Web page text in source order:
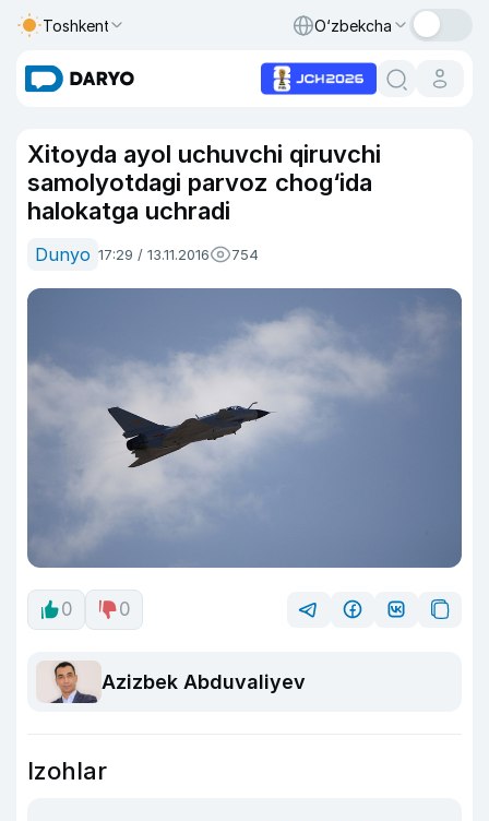
Toshkent O‘zbekcha
Xitoyda ayol uchuvchi qiruvchi
samolyotdagi parvoz chog‘ida
halokatga uchradi
Dunyo 17:29 / 13.11.2016 754
0 0
Azizbek Abduvaliyev
Izohlar